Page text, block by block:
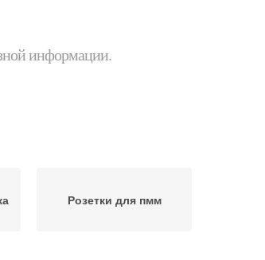
информации.
Розетки для пмм